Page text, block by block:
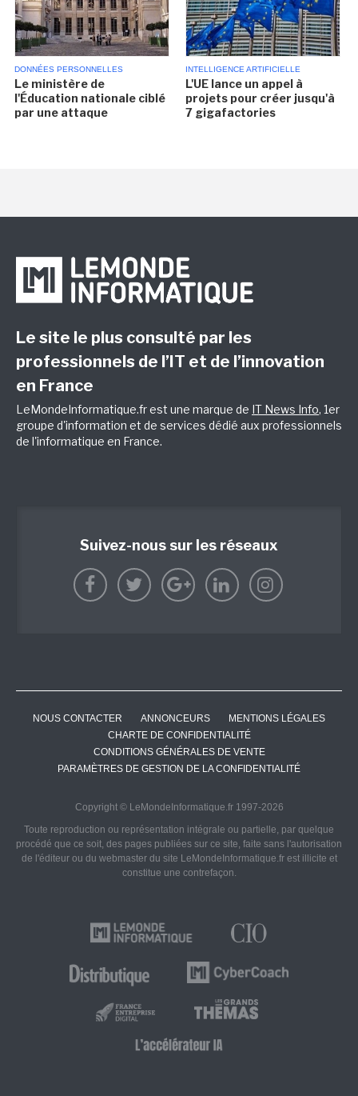
DONNÉES PERSONNELLES
Le ministère de
l'Éducation nationale ciblé
par une attaque
INTELLIGENCE ARTIFICIELLE
L'UE lance un appel à
projets pour créer jusqu'à
7 gigafactories
Le site le plus consulté par les
professionnels de l’IT et de l’innovation
en France
LeMondeInformatique.fr est une marque de IT News Info, 1er
groupe d'information et de services dédié aux professionnels
de l'informatique en France.
Suivez-nous sur les réseaux
NOUS CONTACTER ANNONCEURS
MENTIONS LÉGALES
CHARTE DE CONFIDENTIALITÉ
CONDITIONS GÉNÉRALES DE VENTE
PARAMÈTRES DE GESTION DE LA CONFIDENTIALITÉ
Copyright © LeMondeInformatique.fr 1997-2026
Toute reproduction ou représentation intégrale ou partielle, par quelque
procédé que ce soit, des pages publiées sur ce site, faite sans l'autorisation
de l'éditeur ou du webmaster du site LeMondeInformatique.fr est illicite et
constitue une contrefaçon.